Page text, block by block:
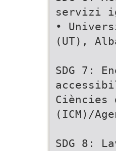
servizi
•
(UT),
SDG 7:
Ciències
(ICM)/
SDG 8: